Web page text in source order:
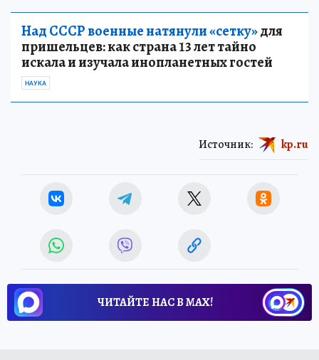
Над СССР военные натянули «сетку»для
пришельцев: как страна 13 лет тайно
искала и изучала инопланетных гостей
НАУКА
Источник: kp.ru
ЧИТАЙТЕ НАС В МАХ!